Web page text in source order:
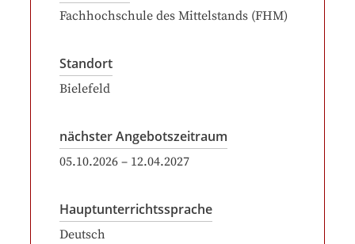
Fachhochschule des Mittelstands (FHM)
Standort
Bielefeld
nächster Angebotszeitraum
05.10.2026 – 12.04.2027
Hauptunterrichtssprache
Deutsch